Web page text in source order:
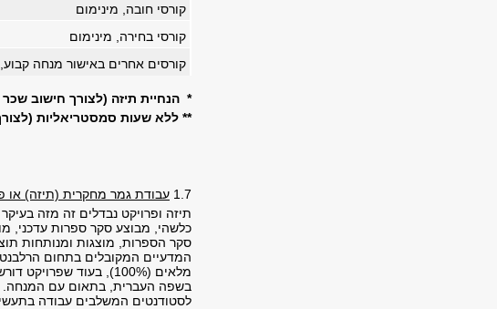
קורסי חובה, מינימום
קורסי בחירה, מינימום
קורסים אחרים באישור מנחה
* הנחיית תיזה (לצורך חישוב שכר
** ללא שעות סמסטריאליות
1.7 עבודת גמר מחקרית (תיזה) או
תיזה ופרויקט נבדלים זה מזה
כלשהי, מבוצע סקר ספרות עדכני,
סקר הספרות, מוצגות ומנותחות
מלאים (100%), בעוד
בשפה העברית, בתאום עם המנחה.
לסטודנטים המשלבים עבודה